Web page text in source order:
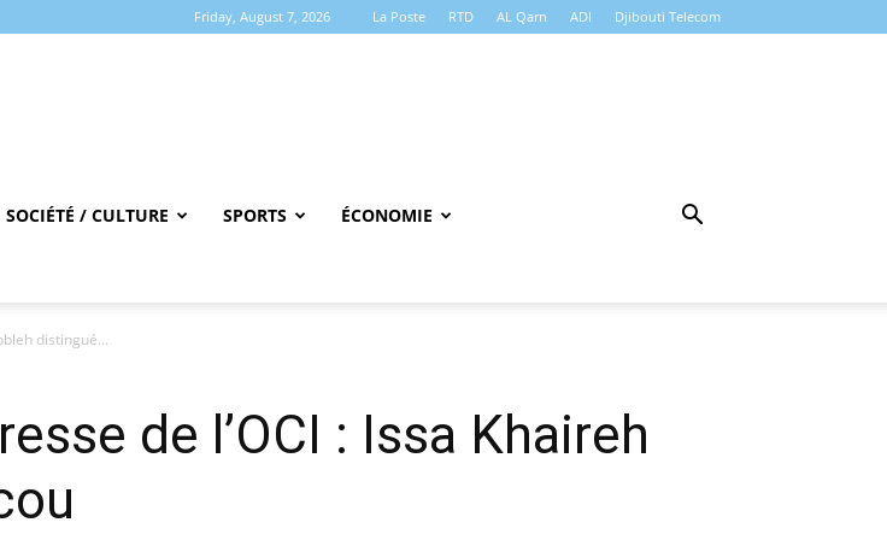
Friday, August 7, 2026 La Poste RTD AL Qarn ADI Djibouti Telecom
SOCIÉTÉ / CULTURE SPORTS ÉCONOMIE
distingué...
de l’OCI : Issa Khaireh